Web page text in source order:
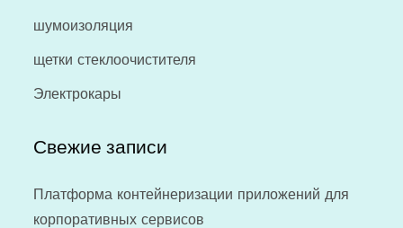
шумоизоляция
щетки стеклоочистителя
Электрокары
Свежие записи
Платформа контейнеризации приложений для
корпоративных сервисов